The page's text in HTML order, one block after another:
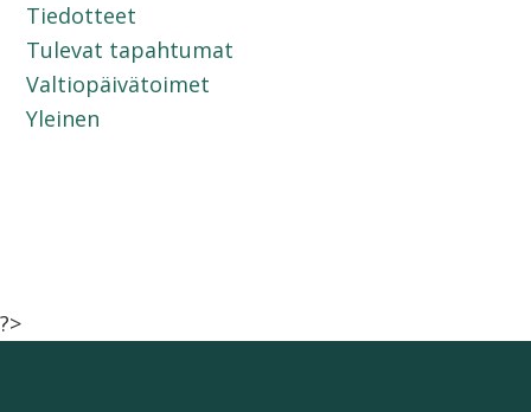
Tiedotteet
Tulevat tapahtumat
Valtiopäivätoimet
Yleinen
?>